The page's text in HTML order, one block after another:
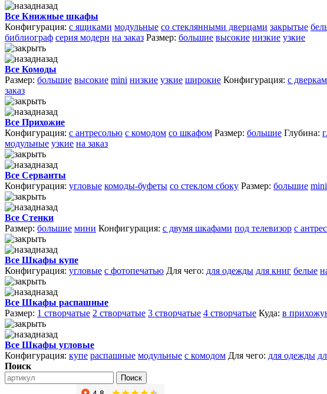
назад
Все Книжные шкафы
Конфигурация: с ящиками модульные со стеклянными дверцами закрытые
библиограф серия модерн на заказ Размер: большие высокие низкие узкие
назад
Все Комоды
Размер: большие высокие mini низкие узкие широкие Конфигурация: с
заказ
назад
Все Прихожие
Конфигурация: с антресолью с комодом со шкафом Размер: большие Глубина:
модульные узкие на заказ
назад
Все Серванты
Конфигурация: угловые комоды-буфеты со стеклом сбоку Размер: большие mini
назад
Все Стенки
Размер: большие мини Конфигурация: с двумя шкафами под телевизор с
назад
Все Шкафы купе
Конфигурация: угловые с фотопечатью Для чего: для одежды для книг белые
назад
Все Шкафы распашные
Размер: 1 створчатые 2 створчатые 3 створчатые 4 створчатые Куда: в
назад
Все Шкафы угловые
Конфигурация: купе распашные модульные с комодом Для чего: для одежды
Поиск
Поиск